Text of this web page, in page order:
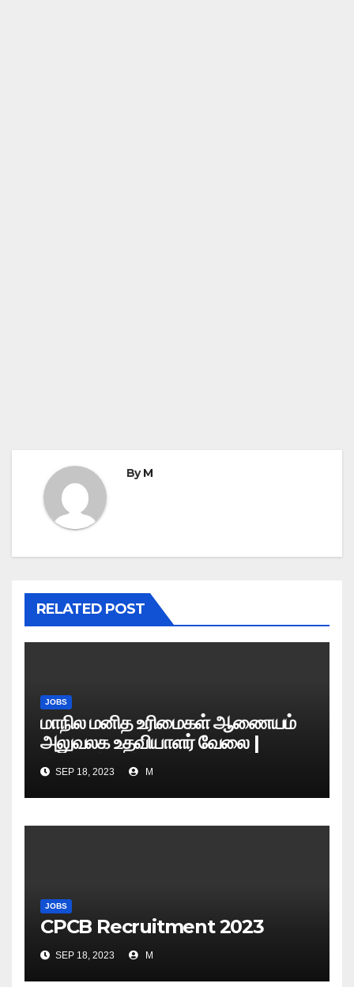
ByM
RELATED POST
JOBS
மாநில மனித உரிமைகள் ஆணையம்
அலுவலக உதவியாளர் வேலை |
எழுத்துத் தேர்வு தேதி அறிவிப்பு..?
SEP 18, 2023 M
JOBS
CPCB Recruitment 2023
SEP 18, 2023 M